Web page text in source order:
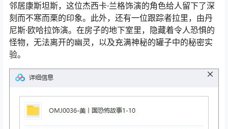
邻居康斯坦斯，这位杰西卡·兰格饰演的角色给人留下了深
刻而不寒而栗的印象。此外，还有一位跟踪者拉里，由丹
尼斯·欧哈拉饰演。在房子的地下室里，隐藏着令人恐惧的
怪物，无法离开的幽灵，以及充满神秘的罐子中的秘密实
验。